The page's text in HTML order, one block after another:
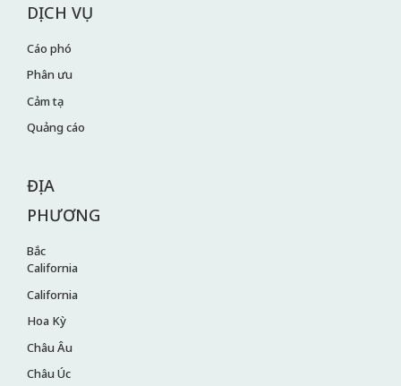
DỊCH VỤ
Cáo phó
Phân ưu
Cảm tạ
Quảng cáo
ĐỊA
PHƯƠNG
Bắc
California
California
Hoa Kỳ
Châu Âu
Châu Úc